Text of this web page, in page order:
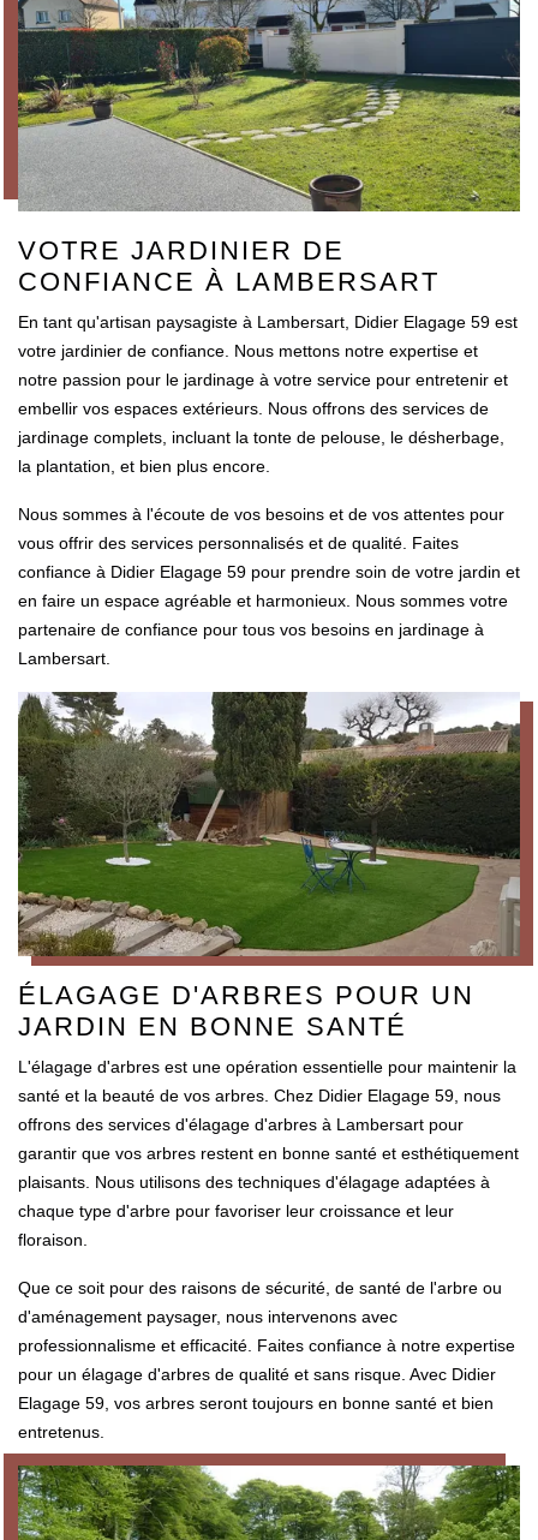
VOTRE JARDINIER DE
CONFIANCE À LAMBERSART
En tant qu'artisan paysagiste à Lambersart, Didier Elagage 59 est
votre jardinier de confiance. Nous mettons notre expertise et
notre passion pour le jardinage à votre service pour entretenir et
embellir vos espaces extérieurs. Nous offrons des services de
jardinage complets, incluant la tonte de pelouse, le désherbage,
la plantation, et bien plus encore.
Nous sommes à l'écoute de vos besoins et de vos attentes pour
vous offrir des services personnalisés et de qualité. Faites
confiance à Didier Elagage 59 pour prendre soin de votre jardin et
en faire un espace agréable et harmonieux. Nous sommes votre
partenaire de confiance pour tous vos besoins en jardinage à
Lambersart.
ÉLAGAGE D'ARBRES POUR UN
JARDIN EN BONNE SANTÉ
L'élagage d'arbres est une opération essentielle pour maintenir la
santé et la beauté de vos arbres. Chez Didier Elagage 59, nous
offrons des services d'élagage d'arbres à Lambersart pour
garantir que vos arbres restent en bonne santé et esthétiquement
plaisants. Nous utilisons des techniques d'élagage adaptées à
chaque type d'arbre pour favoriser leur croissance et leur
floraison.
Que ce soit pour des raisons de sécurité, de santé de l'arbre ou
d'aménagement paysager, nous intervenons avec
professionnalisme et efficacité. Faites confiance à notre expertise
pour un élagage d'arbres de qualité et sans risque. Avec Didier
Elagage 59, vos arbres seront toujours en bonne santé et bien
entretenus.